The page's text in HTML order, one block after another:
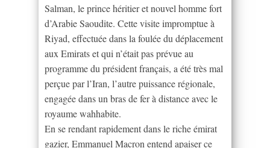
Salman, le prince héritier et nouvel homme fort
d’Arabie Saoudite. Cette visite impromptue à
Riyad, effectuée dans la foulée du déplacement
aux Emirats et qui n’était pas prévue au
programme du président français, a été très mal
perçue par l’Iran, l’autre puissance régionale,
engagée dans un bras de fer à distance avec le
royaume wahhabite.
En se rendant rapidement dans le riche émirat
gazier, Emmanuel Macron entend apaiser ce